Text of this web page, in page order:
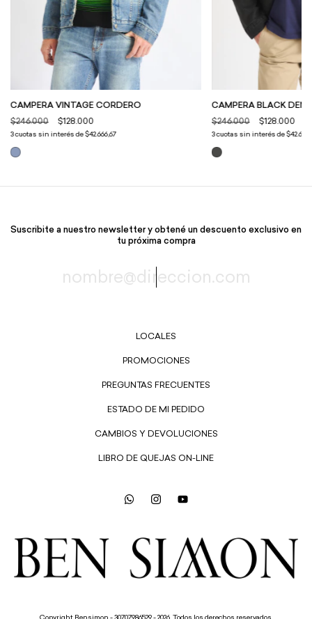
CAMPERA VINTAGE CORDERO
$246.000
$128.000
3cuotas sin interés de$42.666,67
CAMPERA BLACK
$246.000
$128.000
3cuotas sin interés de
Suscribite a nuestro newsletter y obtené un descuento exclusivo en
tu próxima compra
LOCALES
PROMOCIONES
PREGUNTAS FRECUENTES
ESTADO DE MI PEDIDO
CAMBIOS Y DEVOLUCIONES
LIBRO DE QUEJAS ON-LINE